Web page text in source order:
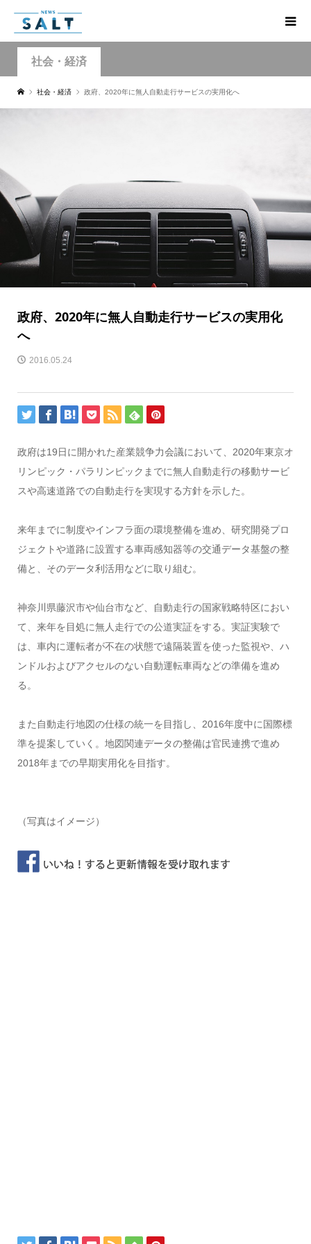
社会・経済
社会・経済 政府、2020年に無人自動走行サービスの実用化へ
政府、2020年に無人自動走行サービスの実用化
へ
2016.05.24
政府は19日に開かれた産業競争力会議において、2020年東京オ
リンピック・パラリンピックまでに無人自動走行の移動サービ
スや高速道路での自動走行を実現する方針を示した。
来年までに制度やインフラ面の環境整備を進め、研究開発プロ
ジェクトや道路に設置する車両感知器等の交通データ基盤の整
備と、そのデータ利活用などに取り組む。
神奈川県藤沢市や仙台市など、自動走行の国家戦略特区におい
て、来年を目処に無人走行での公道実証をする。実証実験で
は、車内に運転者が不在の状態で遠隔装置を使った監視や、ハ
ンドルおよびアクセルのない自動運転車両などの準備を進め
る。
また自動走行地図の仕様の統一を目指し、2016年度中に国際標
準を提案していく。地図関連データの整備は官民連携で進め
2018年までの早期実用化を目指す。
（写真はイメージ）